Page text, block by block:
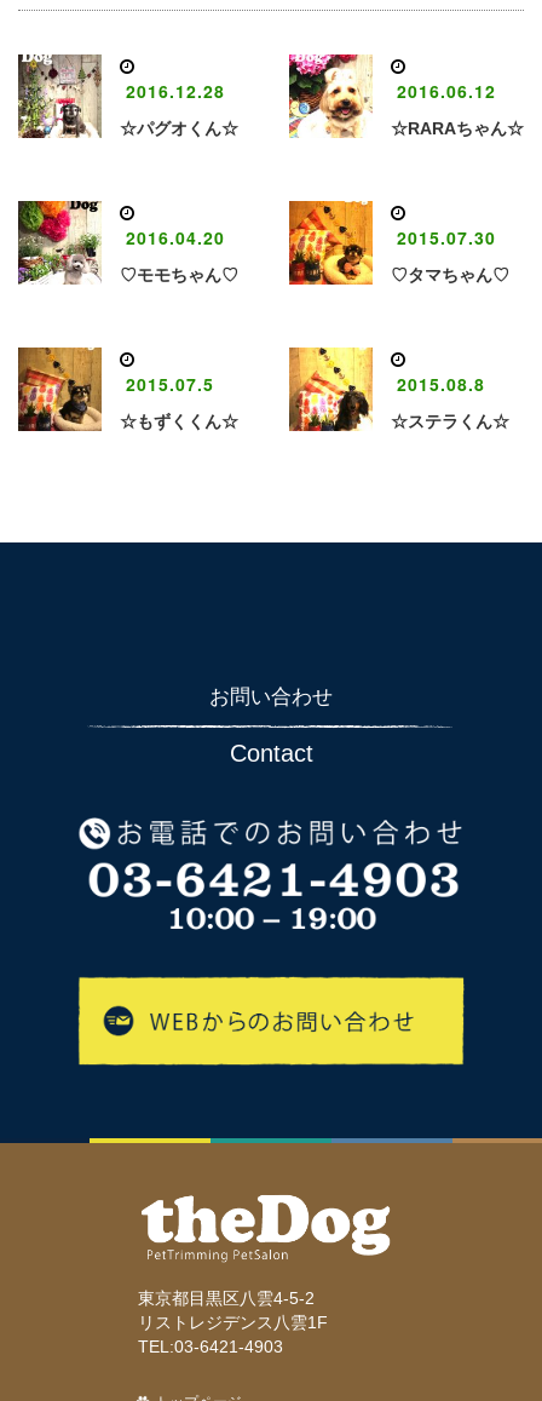
2016.12.28
☆パグオくん☆
2016.06.12
☆RARAちゃん☆
2016.04.20
♡モモちゃん♡
2015.07.30
♡タマちゃん♡
2015.07.5
☆もずくくん☆
2015.08.8
☆ステラくん☆
お問い合わせ
Contact
東京都目黒区八雲4-5-2
リストレジデンス八雲1F
TEL:03-6421-4903